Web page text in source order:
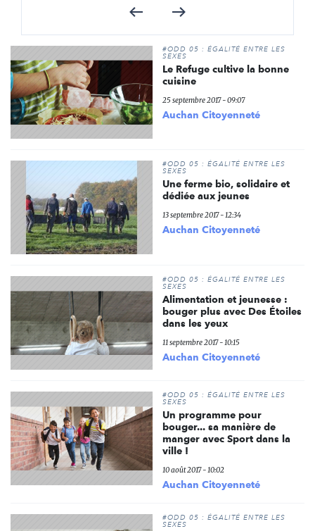
#ODD 05 : ÉGALITÉ ENTRE LES
SEXES
Le Refuge cultive la bonne
cuisine
25 septembre 2017 - 09:07
Auchan Citoyenneté
#ODD 05 : ÉGALITÉ ENTRE LES
SEXES
Une ferme bio, solidaire et
dédiée aux jeunes
13 septembre 2017 - 12:34
Auchan Citoyenneté
#ODD 05 : ÉGALITÉ ENTRE LES
SEXES
Alimentation et jeunesse :
bouger plus avec Des Étoiles
dans les yeux
11 septembre 2017 - 10:15
Auchan Citoyenneté
#ODD 05 : ÉGALITÉ ENTRE LES
SEXES
Un programme pour
bouger... sa manière de
manger avec Sport dans la
ville !
10 août 2017 - 10:02
Auchan Citoyenneté
#ODD 05 : ÉGALITÉ ENTRE LES
SEXES